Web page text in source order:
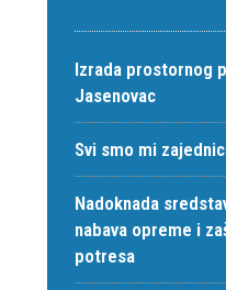
Izrada prostornog
Jasenovac
Svi smo mi
Nadoknada
nabava opreme i
potresa